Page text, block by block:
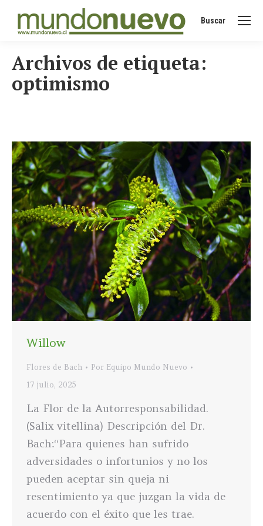
Buscar:
Buscar
Archivos de etiqueta:
optimismo
Willow
Flores de Bach Por Equipo Mundo Nuevo
17 julio, 2025
La Flor de la Autorresponsabilidad.
(Salix vitellina) Descripción del Dr.
Bach:“Para quienes han sufrido
adversidades o infortunios y no los
pueden aceptar sin queja ni
resentimiento ya que juzgan la vida de
acuerdo con el éxito que les trae.